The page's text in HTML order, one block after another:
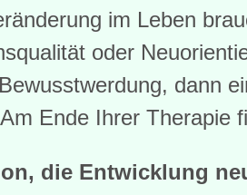
im Leben
oder
dann
Ende Ihrer Therapie
die Entwicklung